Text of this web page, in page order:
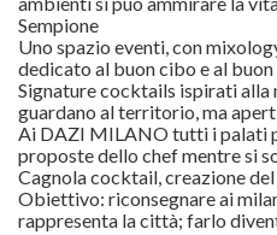
Sempione
Uno spazio eventi, con
dedicato al buon cibo e al
Signature cocktails ispirati alla
guardano al territorio, ma
Ai DAZI MILANO tutti i palati
proposte dello chef mentre si
Cagnola cocktail, creazione
Obiettivo: riconsegnare ai
rappresenta la città; farlo